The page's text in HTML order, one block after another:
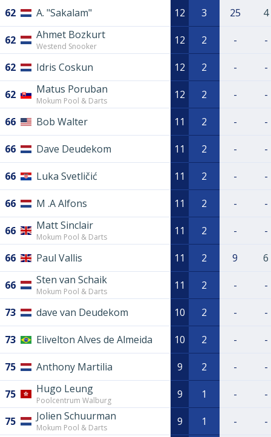
62 A. "Sakalam" 12 3 25 4
62 Ahmet Bozkurt
Westend Snooker 12 2 - -
62 Idris Coskun 12 2 - -
62 Matus Poruban
Mokum Pool & Darts 12 2 - -
66 Bob Walter 11 2 - -
66 Dave Deudekom 11 2 - -
66 Luka Svetličić 11 2 - -
66 M .A Alfons 11 2 - -
66 Matt Sinclair
Mokum Pool & Darts 11 2 - -
66 Paul Vallis 11 2 9 6
66 Sten van Schaik
Mokum Pool & Darts 11 2 - -
73 dave van Deudekom 10 2 - -
73 Elivelton Alves de Almeida 10 2 - -
75 Anthony Martilia 9 2 - -
75 Hugo Leung
Poolcentrum Walburg 9 1 - -
75 Jolien Schuurman
Mokum Pool & Darts 9 1 - -